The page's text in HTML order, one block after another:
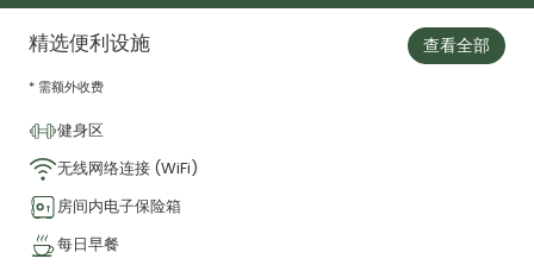
待人
宾客
币，
精选便利设施
* 需额外收费
查看全部
健身区
无线网络连接 (WiFi)
房间内电子保险箱
每日早餐